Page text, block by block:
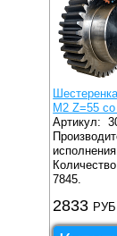
M2 Z=55
Артикул:
7845.
2833 РУБ